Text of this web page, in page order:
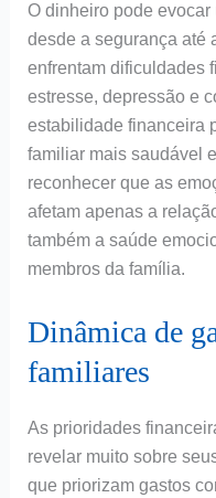
O dinheiro pode
desde a segurança até
enfrentam dificuldades
estresse, depressão e
estabilidade financeira
familiar mais saudável
reconhecer que as
afetam apenas a
também a saúde
membros da família.
Dinâmica de
familiares
As prioridades
revelar muito sobre
que priorizam gastos